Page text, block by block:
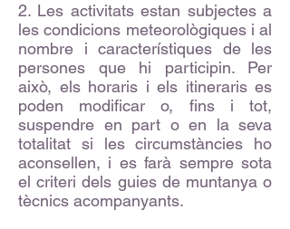
2. Les activitats estan subjectes a
les condicions meteorològiques i al
nombre i característiques de les
persones que hi participin. Per
això, els horaris i els itineraris es
poden modificar o, fins i tot,
suspendre en part o en la seva
totalitat si les circumstàncies ho
aconsellen, i es farà sempre sota
el criteri dels guies de muntanya o
tècnics acompanyants.